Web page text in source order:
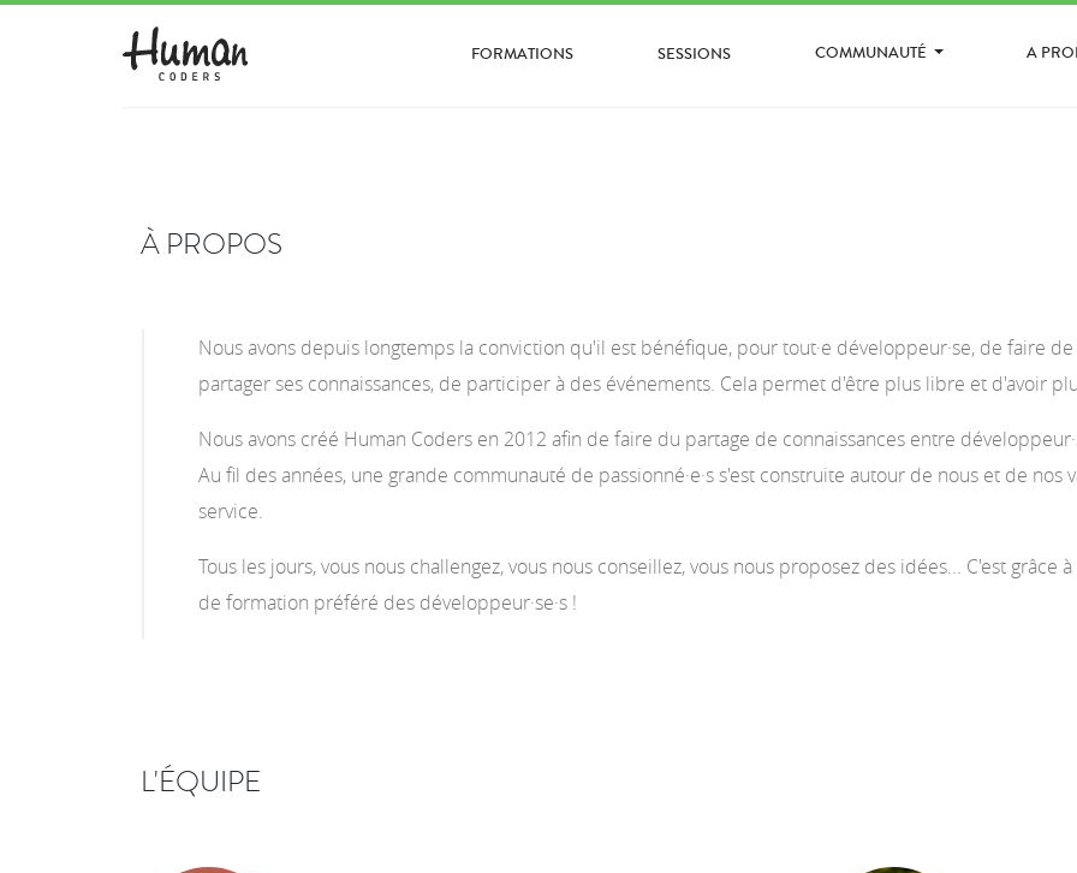
FORMATIONS SESSIONS COMMUNAUTÉ A
À PROPOS
Nous avons depuis longtemps la conviction qu'il est bénéfique, pour tout·e développeur·se, de faire
partager ses connaissances, de participer à des événements. Cela permet d'être plus libre et d'avoir
Nous avons créé Human Coders en 2012 afin de faire du partage de connaissances entre
Au fil des années, une grande communauté de passionné·e·s s'est construite autour de nous et de
service.
Tous les jours, vous nous challengez, vous nous conseillez, vous nous proposez des idées... C'est
de formation préféré des développeur·se·s !
L'ÉQUIPE